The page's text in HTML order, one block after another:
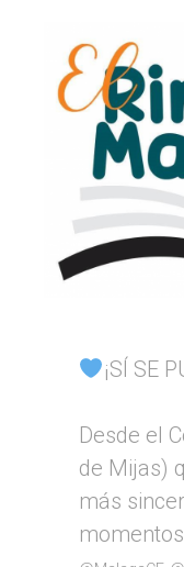
¡SÍ SE
Desde el
de Mijas)
más